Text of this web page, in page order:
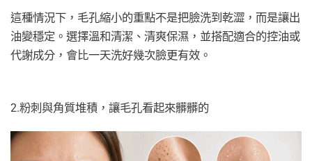
這種情況下，毛孔縮小的重點不是把臉洗到乾澀，而是讓出
油變穩定。選擇溫和清潔、清爽保濕，並搭配適合的控油或
代謝成分，會比一天洗好幾次臉更有效。
2.粉刺與角質堆積，讓毛孔看起來髒髒的